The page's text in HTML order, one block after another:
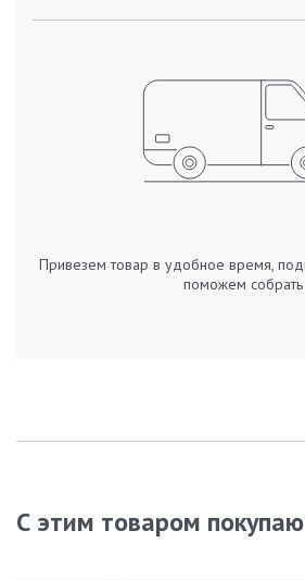
Привезем товар в удобное время,
поможем собрать
С этим товаром